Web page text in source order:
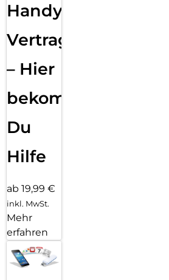
Handy
Vertragsabwicklung
– Hier
bekommst
Du
Hilfe
ab 19,99 €
inkl. MwSt.
Mehr
erfahren